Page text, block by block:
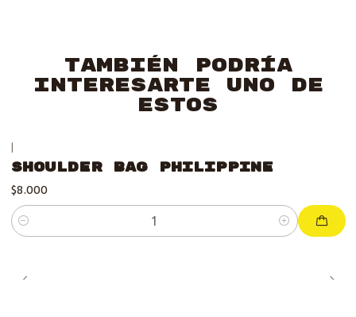
También podría
interesarte uno de
estos
Shoulder Bag Philippine
$8.000
Cantidad